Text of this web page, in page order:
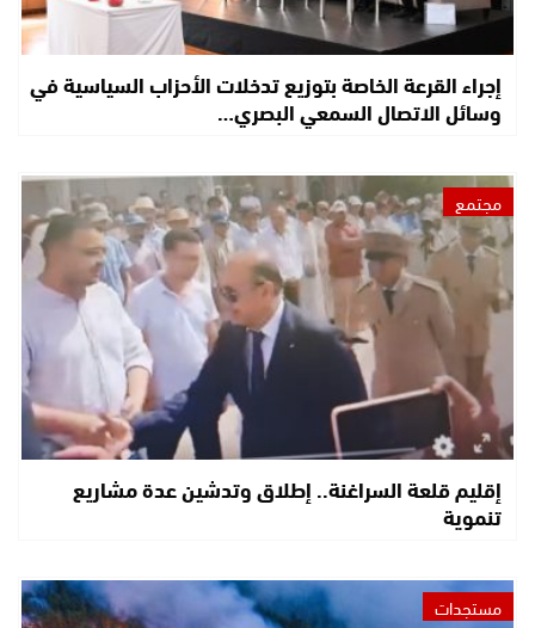
إجراء القرعة الخاصة بتوزيع تدخلات الأحزاب السياسية في
وسائل الاتصال السمعي البصري…
مجتمع
إقليم قلعة السراغنة.. إطلاق وتدشين عدة مشاريع
تنموية
مستجدات